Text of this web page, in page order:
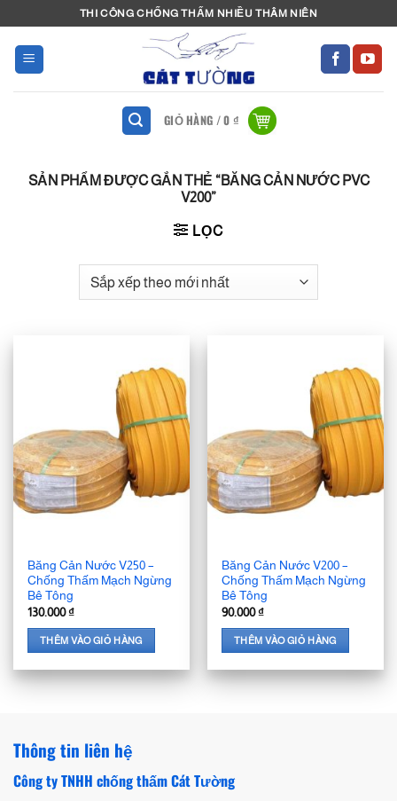
dung
THI CÔNG CHỐNG THẤM NHIỀU THÂM NIÊN
GIỎ HÀNG /0 ₫
SẢN PHẨM ĐƯỢC GẮN THẺ “BĂNG CẢN NƯỚC PVC
V200”
LỌC
Băng Cản Nước V250 –
Chống Thấm Mạch Ngừng
Bê Tông
130.000₫
THÊM VÀO GIỎ HÀNG
Băng Cản Nước V200 –
Chống Thấm Mạch Ngừng
Bê Tông
90.000₫
THÊM VÀO GIỎ HÀNG
Thông tin liên hệ
Công ty TNHH chống thấm Cát Tường